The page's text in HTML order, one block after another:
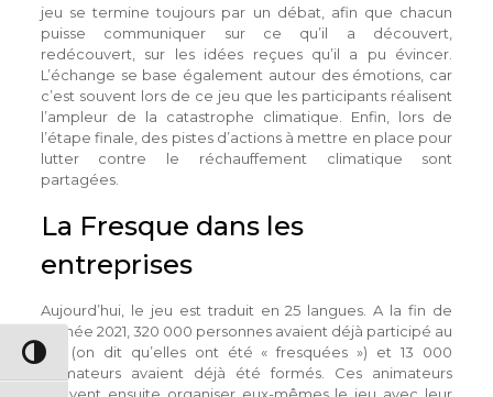
Passer en contraste élevé
jeu se termine toujours par un débat, afin que chacun
puisse communiquer sur ce qu’il a découvert,
redécouvert, sur les idées reçues qu’il a pu évincer.
L’échange se base également autour des émotions, car
c’est souvent lors de ce jeu que les participants réalisent
l’ampleur de la catastrophe climatique. Enfin, lors de
l’étape finale, des pistes d’actions à mettre en place pour
lutter contre le réchauffement climatique sont
partagées.
La Fresque dans les
entreprises
Aujourd’hui, le jeu est traduit en 25 langues. A la fin de
l’année 2021, 320 000 personnes avaient déjà participé au
jeu (on dit qu’elles ont été « fresquées ») et 13 000
animateurs avaient déjà été formés. Ces animateurs